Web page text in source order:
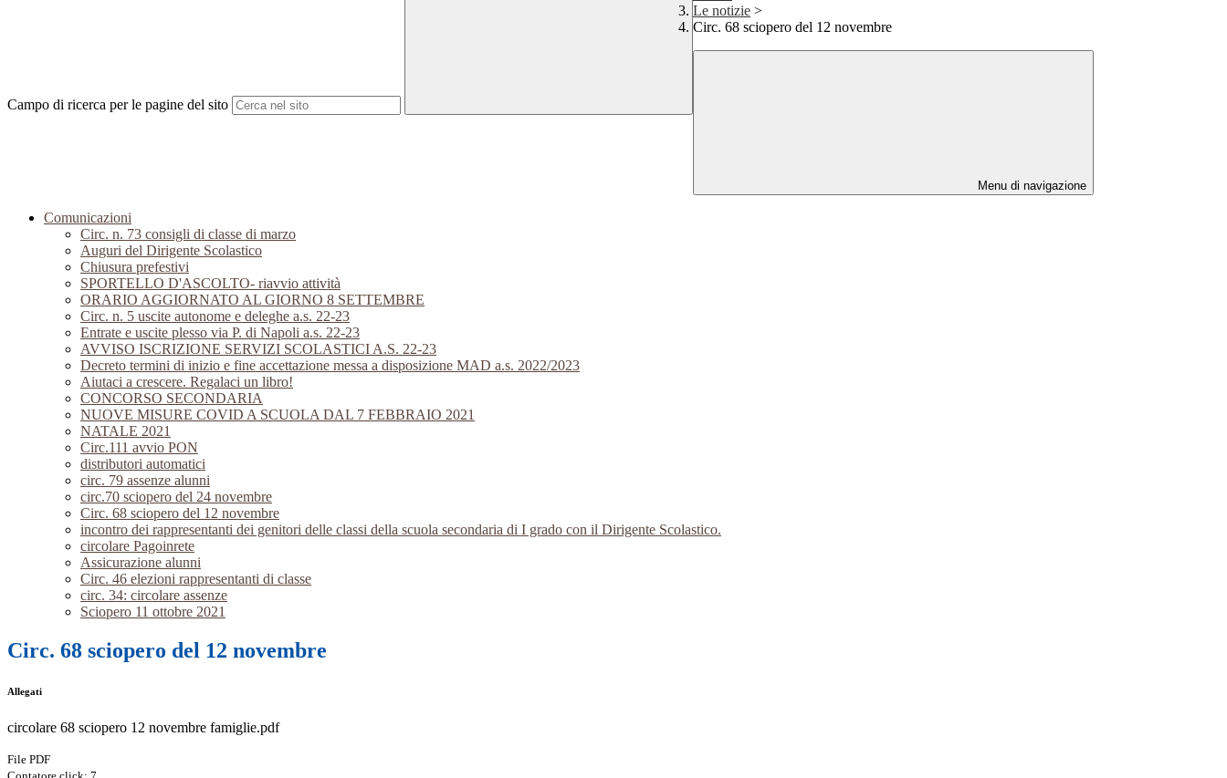
Campo di ricerca per le pagine del sito
Le notizie >
Circ. 68 sciopero del 12 novembre
Menu di navigazione
Comunicazioni
Circ. n. 73 consigli di classe di marzo
Auguri del Dirigente Scolastico
Chiusura prefestivi
SPORTELLO D'ASCOLTO- riavvio attività
ORARIO AGGIORNATO AL GIORNO 8 SETTEMBRE
Circ. n. 5 uscite autonome e deleghe a.s. 22-23
Entrate e uscite plesso via P. di Napoli a.s. 22-23
AVVISO ISCRIZIONE SERVIZI SCOLASTICI A.S. 22-23
Decreto termini di inizio e fine accettazione messa a disposizione MAD a.s. 2022/2023
Aiutaci a crescere. Regalaci un libro!
CONCORSO SECONDARIA
NUOVE MISURE COVID A SCUOLA DAL 7 FEBBRAIO 2021
NATALE 2021
Circ.111 avvio PON
distributori automatici
circ. 79 assenze alunni
circ.70 sciopero del 24 novembre
Circ. 68 sciopero del 12 novembre
incontro dei rappresentanti dei genitori delle classi della scuola secondaria di I grado con il Dirigente Scolastico.
circolare Pagoinrete
Assicurazione alunni
Circ. 46 elezioni rappresentanti di classe
circ. 34: circolare assenze
Sciopero 11 ottobre 2021
Circ. 68 sciopero del 12 novembre
Allegati
circolare 68 sciopero 12 novembre famiglie.pdf
File PDF